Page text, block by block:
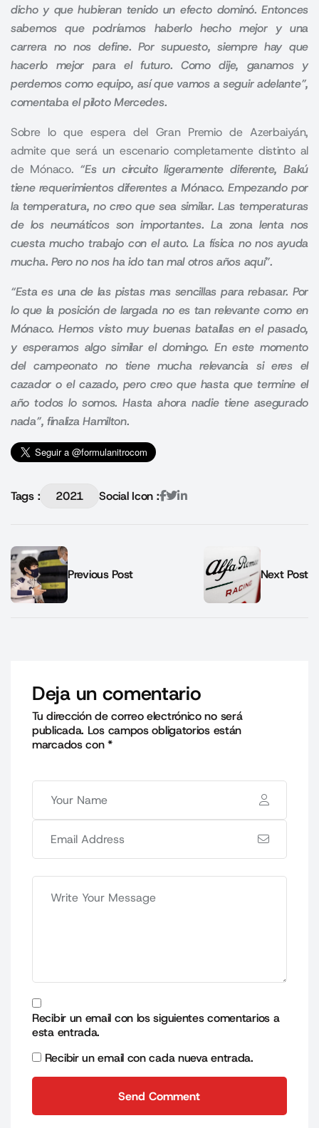
dicho y que hubieran tenido un efecto dominó. Entonces
sabemos que podríamos haberlo hecho mejor y una
carrera no nos define. Por supuesto, siempre hay que
hacerlo mejor para el futuro. Como dije, ganamos y
perdemos como equipo, así que vamos a seguir adelante”,
comentaba el piloto Mercedes.
Sobre lo que espera del Gran Premio de Azerbaiyán,
admite que será un escenario completamente distinto al
de Mónaco. “Es un circuito ligeramente diferente, Bakú
tiene requerimientos diferentes a Mónaco. Empezando por
la temperatura, no creo que sea similar. Las temperaturas
de los neumáticos son importantes. La zona lenta nos
cuesta mucho trabajo con el auto. La física no nos ayuda
mucha. Pero no nos ha ido tan mal otros años aquí”.
“Esta es una de las pistas mas sencillas para rebasar. Por
lo que la posición de largada no es tan relevante como en
Mónaco. Hemos visto muy buenas batallas en el pasado,
y esperamos algo similar el domingo. En este momento
del campeonato no tiene mucha relevancia si eres el
cazador o el cazado, pero creo que hasta que termine el
año todos lo somos. Hasta ahora nadie tiene asegurado
nada”, finaliza Hamilton.
Tags : 2021 Social Icon :
Previous Post Next Post
Deja un comentario
Tu dirección de correo electrónico no será
publicada. Los campos obligatorios están
marcados con*
Recibir un email con los siguientes comentarios a
esta entrada.
Recibir un email con cada nueva entrada.
Send Comment